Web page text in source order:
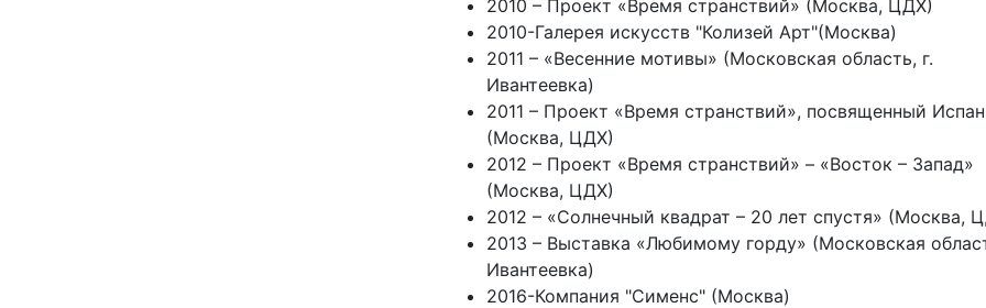
2010 – Проект «Время странствий» (Москва, ЦДХ)
2010-Галерея искусств "Колизей Арт"(Москва)
2011 – «Весенние мотивы» (Московская область, г.
Ивантеевка)
2011 – Проект «Время странствий», посвященный
(Москва, ЦДХ)
2012 – Проект «Время странствий» – «Восток – Запад»
(Москва, ЦДХ)
2012 – «Солнечный квадрат – 20 лет спустя» (Москва,
2013 – Выставка «Любимому горду» (Московская
Ивантеевка)
2016-Компания "Сименс" (Москва)